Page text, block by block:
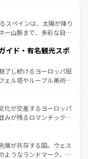
やアマルフィ海岸の絶
観光の合間には、本場の
ア料理を堪能することも
れない旅をしてみよう！
スペインは、太陽が降り
ー山脈まで、多彩な自然
なフラメンコ、熱気あふ
生活の一部となってい
雰囲気や、バルセロナの
は古代ローマ遺跡や中世
なるスペインはその個
人を魅了する。 なお、新着のスペイン情報は コ
イド・有名観光スポ
了し続けるヨーロッパ屈
ェル塔やルーブル美術館
麗な宮殿、歴史的な大
な自然が、訪れる者を心
美食の国としても知ら
ンス、プロヴァンスの
な楽しみ方が可能だ。さ
溢れており、どの街角に
化が交差するヨーロッパ
みが残るロマンチック街
飽きることがない。ベ
州のアルプスの絶景、そ
った風景は必見。ビール
端が共存する国。ウェス
ようなランドマーク、歴